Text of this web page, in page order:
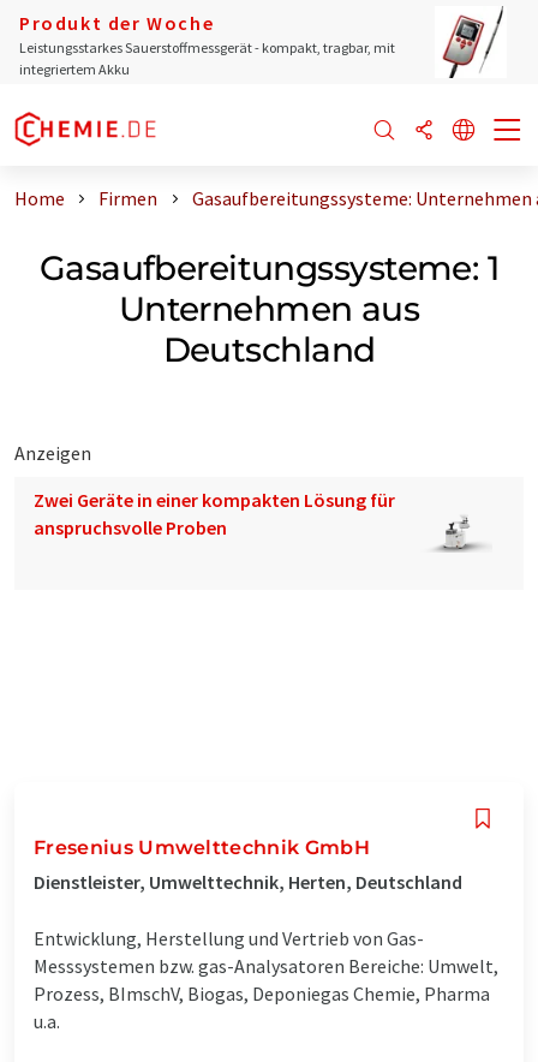
Produkt der Woche
Leistungsstarkes Sauerstoffmessgerät - kompakt, tragbar, mit
integriertem Akku
Home Firmen Gasaufbereitungssysteme: Unternehmen
Gasaufbereitungssysteme: 1
Unternehmen aus
Deutschland
Anzeigen
Zwei Geräte in einer kompakten Lösung für
anspruchsvolle Proben
Fresenius Umwelttechnik GmbH
Dienstleister, Umwelttechnik, Herten, Deutschland
Entwicklung, Herstellung und Vertrieb von Gas-
Messsystemen bzw. gas-Analysatoren Bereiche: Umwelt,
Prozess, BImschV, Biogas, Deponiegas Chemie, Pharma
u.a.